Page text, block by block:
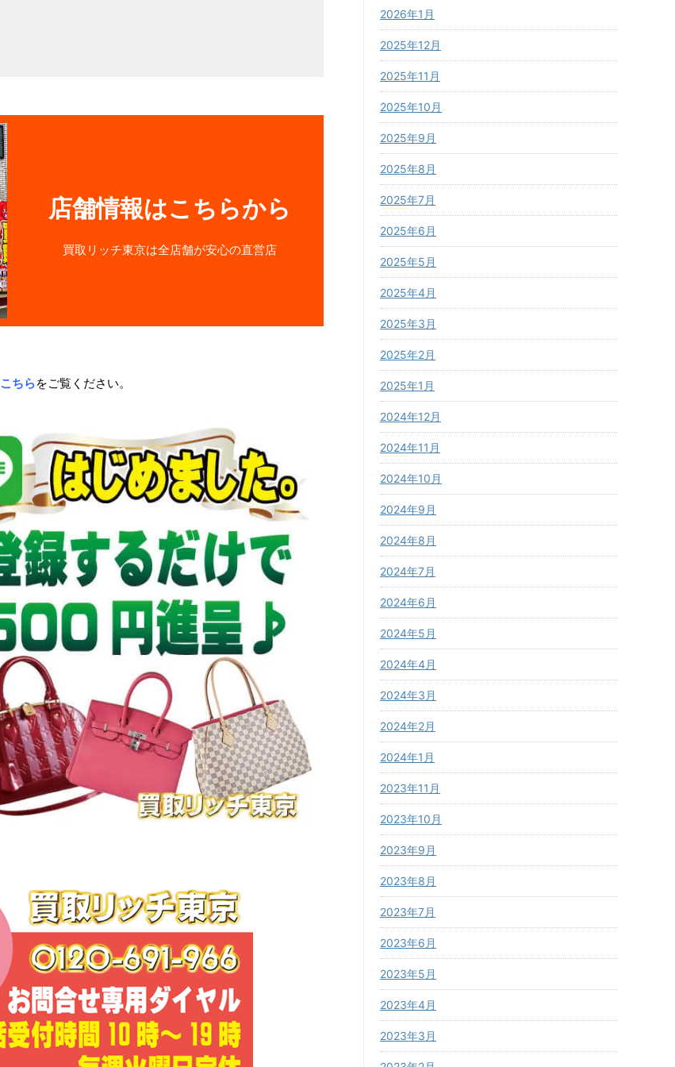
店舗情報はこちらから
買取リッチ東京は全店舗が安心の直営店
こちらをご覧ください。
2026年1月
2025年12月
2025年11月
2025年10月
2025年9月
2025年8月
2025年7月
2025年6月
2025年5月
2025年4月
2025年3月
2025年2月
2025年1月
2024年12月
2024年11月
2024年10月
2024年9月
2024年8月
2024年7月
2024年6月
2024年5月
2024年4月
2024年3月
2024年2月
2024年1月
2023年11月
2023年10月
2023年9月
2023年8月
2023年7月
2023年6月
2023年5月
2023年4月
2023年3月